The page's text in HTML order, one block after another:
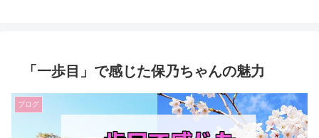
「一歩目」で感じた保乃ちゃんの魅力
ブログ